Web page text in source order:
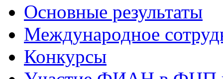
Основные результаты
Международное
Конкурсы